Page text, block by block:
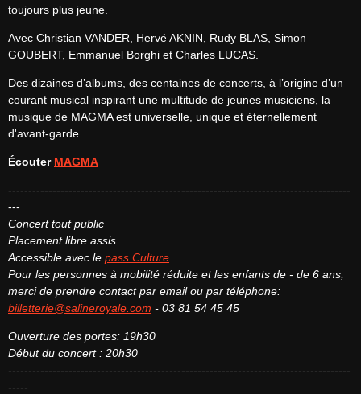
toujours plus jeune.
Avec Christian VANDER, Hervé AKNIN, Rudy BLAS, Simon
GOUBERT, Emmanuel Borghi et Charles LUCAS.
Des dizaines d’albums, des centaines de concerts, à l’origine d’un
courant musical inspirant une multitude de jeunes musiciens, la
musique de MAGMA est universelle, unique et éternellement
d'avant-garde.
Écouter MAGMA
-------------------------------------------------------------------------------------
Concert tout public
Placement libre assis
Accessible avec le pass Culture
Pour les personnes à mobilité réduite et les enfants de - de 6 ans,
merci de prendre contact par email ou par téléphone:
billetterie@salineroyale.com - 03 81 54 45 45
Ouverture des portes: 19h30
Début du concert : 20h30
-------------------------------------------------------------------------------------
-----